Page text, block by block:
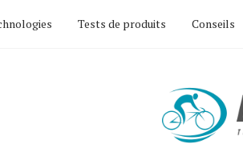
Tests de produits Conseils